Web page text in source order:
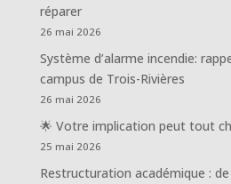
réparer
26 mai 2026
Système d’alarme incendie:
campus de Trois-Rivières
26 mai 2026
🌟 Votre implication peut tout
25 mai 2026
Restructuration académique : de